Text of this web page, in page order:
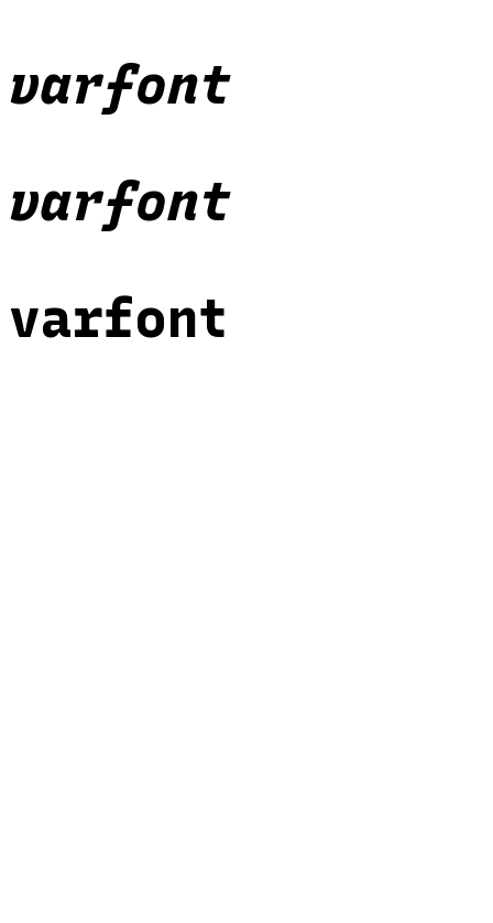
varfont
varfont
varfont